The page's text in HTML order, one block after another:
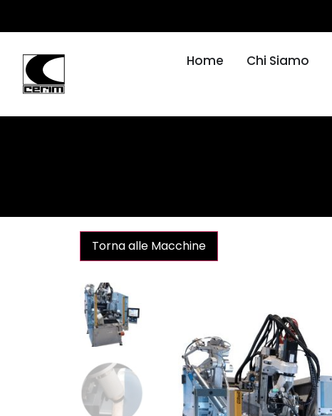
Home Chi Siamo